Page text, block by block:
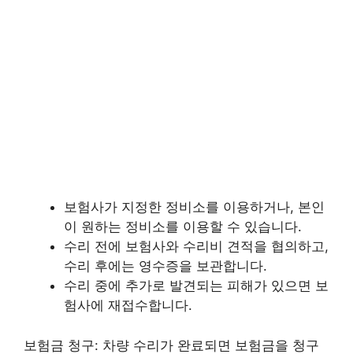
보험사가 지정한 정비소를 이용하거나, 본인
이 원하는 정비소를 이용할 수 있습니다.
수리 전에 보험사와 수리비 견적을 협의하고,
수리 후에는 영수증을 보관합니다.
수리 중에 추가로 발견되는 피해가 있으면 보
험사에 재접수합니다.
보험금 청구: 차량 수리가 완료되면 보험금을 청구